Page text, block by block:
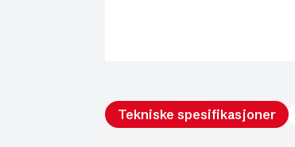
Tekniske spesifikasjoner